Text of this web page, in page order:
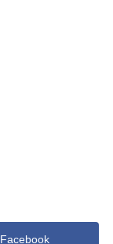
Facebook